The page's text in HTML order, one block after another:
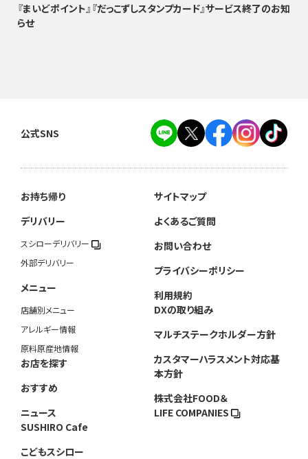
『まいどポイント』『だっこずしスタンプカード』サービス終了のお知
らせ
公式SNS
お持ち帰り
デリバリー
スシローデリバリー
外部デリバリー
メニュー
店舗別メニュー
アレルギー情報
原料原産地情報
お店を探す
おすすめ
ニュース
SUSHIRO Cafe
こどもスシロー
サイトマップ
よくあるご質問
お問い合わせ
プライバシーポリシー
利用規約
DXの取り組み
マルチステークホルダー方針
カスタマーハラスメント対応基
本方針
株式会社FOOD＆
LIFE COMPANIES